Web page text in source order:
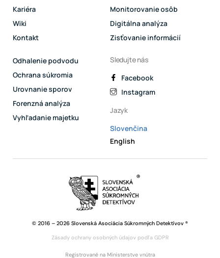
Kariéra
Wiki
Kontakt
Monitorovanie osôb
Digitálna analýza
Zisťovanie informácií
Odhalenie podvodu
Ochrana súkromia
Urovnanie sporov
Forenzná analýza
Vyhľadanie majetku
Sledujte nás
Facebook
Instagram
Jazyk
Slovenčina
English
© 2016 – 2026 Slovenská Asociácia Súkromných Detektívov ®
Zásady ochrany osobných údajov podľa GDPR
Registrované na Ministerstve vnútra